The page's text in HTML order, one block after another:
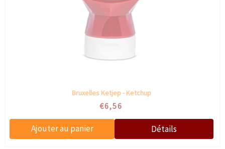
Bruxelles Ketjep - Ketchup
€6,56